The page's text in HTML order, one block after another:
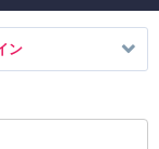
ン
ト削除や書き込み制